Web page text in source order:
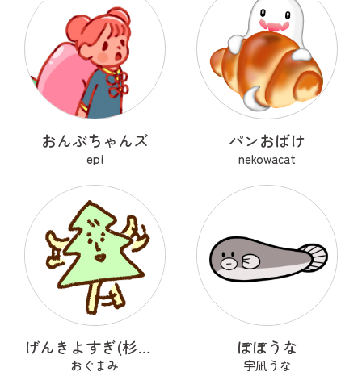
おんぶちゃんズ
epi
パンおばけ
nekowacat
げんきよすぎ(杉の木)
おぐまみ
ぽぽうな
宇凪うな